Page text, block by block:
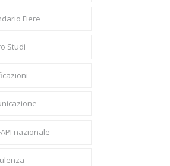
Fiere
Studi
nazionale